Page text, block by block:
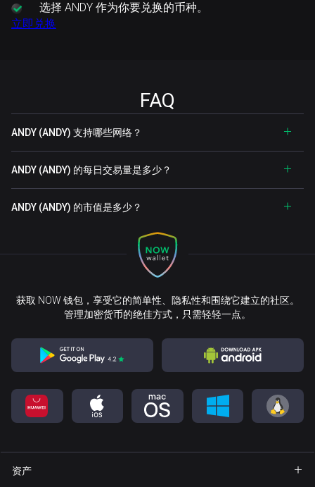
选择 ANDY 作为你要兑换的币种。
立即兑换
FAQ
ANDY (ANDY) 支持哪些网络？
ANDY (ANDY) 的每日交易量是多少？
ANDY (ANDY) 的市值是多少？
获取 NOW 钱包，享受它的简单性、隐私性和围绕它建立的社区。
管理加密货币的绝佳方式，只需轻轻一点。
资产